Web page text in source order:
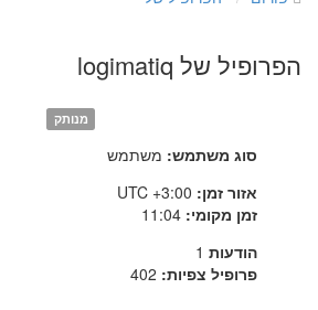
הפרופיל של logimatiq
מנותק
סוג משתמש: משתמש
אזור זמן: UTC +3:00
זמן מקומי: 11:04
הודעות 1
פרופיל צפיות: 402